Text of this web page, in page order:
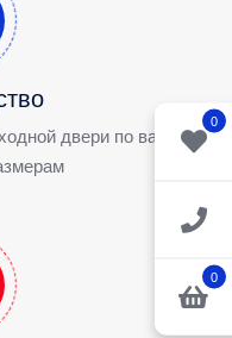
0
0
двери по вашим